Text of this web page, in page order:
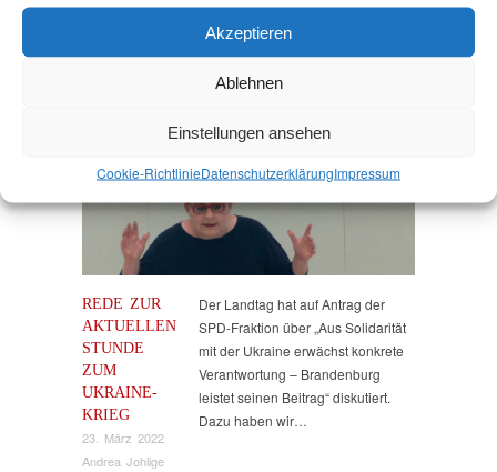
Akzeptieren
Ablehnen
Einstellungen ansehen
Cookie-RichtlinieDatenschutz­erklärungImpressum
NSU(29)
Religion & Dialog(35)
Durchsuchen:Startseite/Energiepreise
REDE ZUR
AKTUELLEN
STUNDE
ZUM
UKRAINE-
KRIEG
23. März 2022
Andrea Johlige
Frieden
Der Landtag hat auf Antrag der
SPD-Fraktion über „Aus Solidarität
mit der Ukraine erwächst konkrete
Verantwortung – Brandenburg
leistet seinen Beitrag“ diskutiert.
Dazu haben wir…